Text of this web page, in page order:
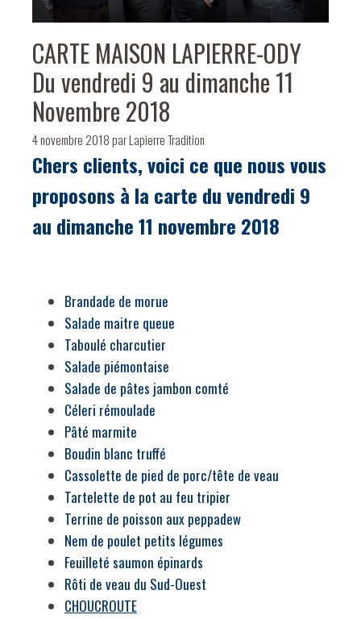
CARTE MAISON LAPIERRE-ODY
Du vendredi 9 au dimanche 11
Novembre 2018
4 novembre 2018parLapierre Tradition
Chers clients, voici ce que nous vous
proposons à la carte du vendredi 9
au dimanche 11 novembre 2018
Brandade de morue
Salade maitre queue
Taboulé charcutier
Salade piémontaise
Salade de pâtes jambon comté
Céleri rémoulade
Pâté marmite
Boudin blanc truffé
Cassolette de pied de porc/tête de veau
Tartelette de pot au feu tripier
Terrine de poisson aux peppadew
Nem de poulet petits légumes
Feuilleté saumon épinards
Rôti de veau du Sud-Ouest
CHOUCROUTE